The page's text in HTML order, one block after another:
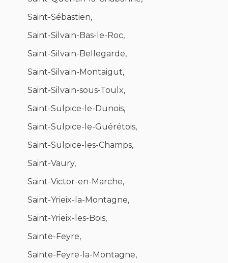
Saint-Sébastien,
Saint-Silvain-Bas-le-Roc,
Saint-Silvain-Bellegarde,
Saint-Silvain-Montaigut,
Saint-Silvain-sous-Toulx,
Saint-Sulpice-le-Dunois,
Saint-Sulpice-le-Guérétois,
Saint-Sulpice-les-Champs,
Saint-Vaury,
Saint-Victor-en-Marche,
Saint-Yrieix-la-Montagne,
Saint-Yrieix-les-Bois,
Sainte-Feyre,
Sainte-Feyre-la-Montagne,